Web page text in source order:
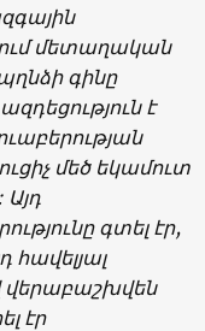
մետաղական
գինը
է
մեծ եկամուտ
Այդ
գտել էր,
հավելյալ
վերաբաշխվեն
էր